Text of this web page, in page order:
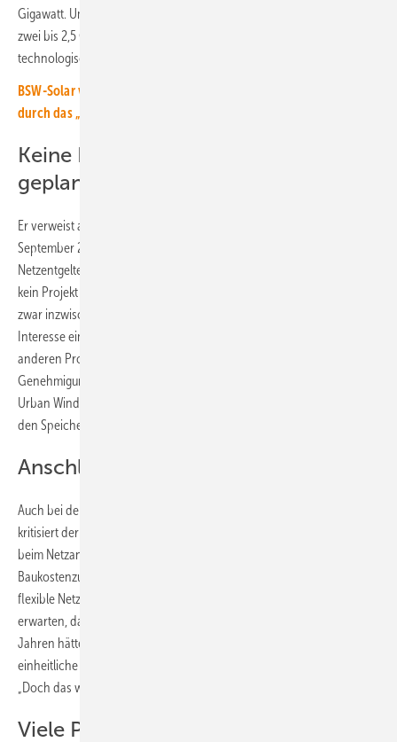
Gigawatt. Um diese Verzehnfachung zu erreichen, müssten jedes Jahr
zwei bis 2,5 Gigawatt Großspeicherleistung errichtet werden. „Dies ist
technologisch umsetzbar“, weiß Urban Windelen.
BSW-Solar veröffentlicht Hinweispapier zu den Änderungen
durch das „Solarspitzengesetz“
Keine Projekte über 2029 hinaus
geplant
Er verweist aber auf die Hürden, die noch im Wege stehen. „So läuft im
September 2029 die Befreiung der Speicher von doppelten
Netzentgelten aus. Entsprechend wird derzeit über das Jahr 2029
kein Projekt geplant“, sagt er. Dazu kommt noch, dass die Speicher
zwar inzwischen als Projekte von überragendem öffentlichem
Interesse eingestuft sind. Das bedeutet, sie haben Priorität gegenüber
anderen Projekten. „Doch dies muss sich bei den
Genehmigungsbehörden in den Kommunen noch durchsetzen“, weiß
Urban Windelen. Denn viele Kommunen sind weiterhin nicht bereit,
den Speicherzubau zu unterstützen.
Anschlussregeln unklar
Auch bei den Netzbetreibern sind noch einige Baustellen offen. Hier
kritisiert der BVES-Chef vor allem die unterschiedlichen Verfahren
beim Netzanschluss und vor allem die willkürliche Festlegung von
Baukostenzuschüssen für Netze, die ohnehin errichtet werden, sowie
flexible Netzanschlussvereinbarungen. „Es war seit vielen Jahren zu
erwarten, dass die Energiewende Speicher braucht. In diesen vielen
Jahren hätten die Bundesnetzagentur und die Netzbetreiber schon
einheitliche Verfahren entwickeln können“, kritisiert Urban Windelen.
„Doch das wurde nicht gemacht.“
Viele Projekte angemeldet